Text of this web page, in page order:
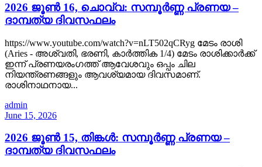
2026 ജൂൺ 16, ചൊവ്വ: സമ്പൂർണ്ണ പ്രണയ –
ദാമ്പത്യ ദിവസഫലം
https://www.youtube.com/watch?v=nLT502qCRyg മേടം രാശി
(Aries - അശ്വതി, ഭരണി, കാർത്തിക 1/4) മേടം രാശിക്കാർക്ക്
ഇന്ന് പ്രണയരംഗത്ത് ആവേശവും ഒപ്പം ചില
നിയന്ത്രണങ്ങളും ആവശ്യമായ ദിവസമാണ്.
രാശിനാഥനായ...
admin
June 15, 2026
2026 ജൂൺ 15, തിങ്കൾ: സമ്പൂർണ്ണ പ്രണയ –
ദാമ്പത്യ ദിവസഫലം